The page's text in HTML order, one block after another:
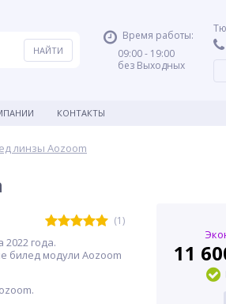
Время работы:
09:00 - 19:00
без Выходных
КОНТАКТЫ
линзы Aozoom
(1)
года.
билед модули Aozoom
11